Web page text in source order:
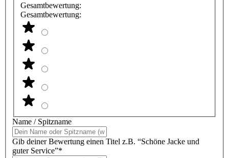
Gesamtbewertung:
Gesamtbewertung:
Name / Spitzname
Gib deiner Bewertung einen Titel z.B. “Schöne Jacke und
guter Service”*